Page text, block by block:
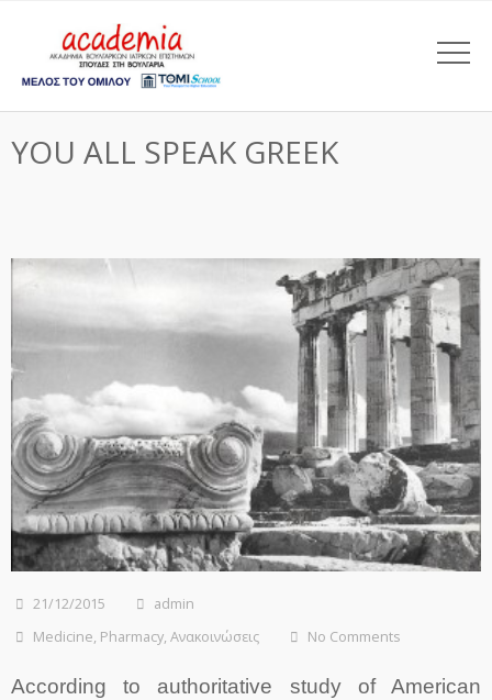
YOU ALL SPEAK GREEK
21/12/2015
admin
Medicine, Pharmacy, Ανακοινώσεις No Comments
According to authoritative study of American